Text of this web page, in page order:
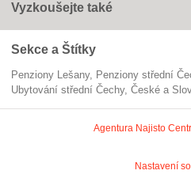
Vyzkoušejte také
Sekce a Štítky
Penziony Lešany penziony střední
ubytování střední Čechy
České a
Agentura Najisto
Nastavení